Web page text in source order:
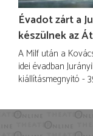
Évadot zárt a
készülnek az
A Milf után a
idei évadban
kiállításmegnyitó -